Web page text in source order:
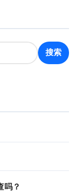
搜索
吗？